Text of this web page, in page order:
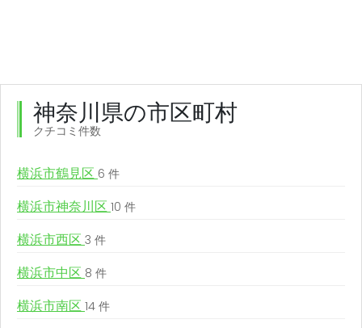
神奈川県の市区町村
クチコミ件数
横浜市鶴見区 6 件
横浜市神奈川区 10 件
横浜市西区 3 件
横浜市中区 8 件
横浜市南区 14 件